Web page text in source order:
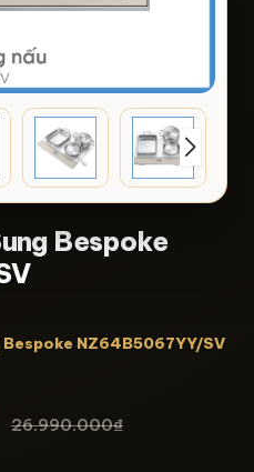
Bespoke
Bespoke NZ64B5067YY/SV
26.990.000₫